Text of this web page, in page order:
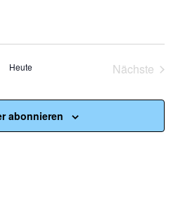
Heute
Nächste
abonnieren